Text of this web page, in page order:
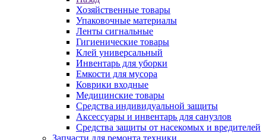
Хозяйственные товары
Упаковочные материалы
Ленты сигнальные
Гигиенические товары
Клей универсальный
Инвентарь для уборки
Емкости для мусора
Коврики входные
Медицинские товары
Средства индивидуальной защиты
Аксессуары и инвентарь для санузлов
Средства защиты от насекомых и вредителей
Запчасти для ремонта техники